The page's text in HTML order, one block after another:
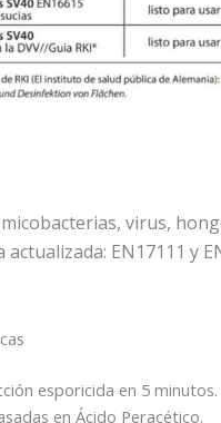
virus,
EN17111 y
esporicida en 5 minutos.
en Ácido Peracético.